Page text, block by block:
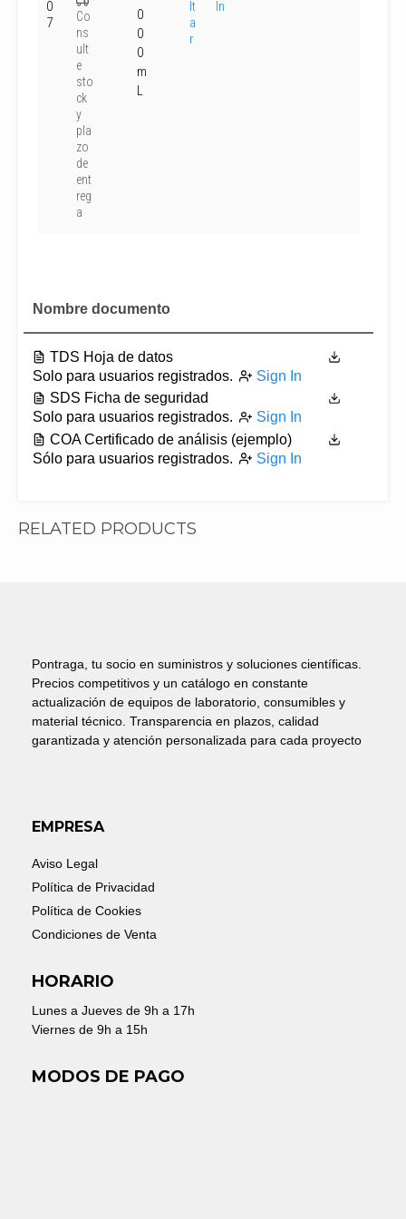
0
7
Co
ns
ult
e
sto
ck
y
pla
zo
de
ent
reg
a
0
0
0
m
L
lt
a
r
In
Nombre documento
TDS Hoja de datos
Solo para usuarios registrados.
Sign In
SDS Ficha de seguridad
Solo para usuarios registrados.
Sign In
COA Certificado de análisis (ejemplo)
Sólo para usuarios registrados.
Sign In
RELATED PRODUCTS
Pontraga, tu socio en suministros y soluciones científicas.
Precios competitivos y un catálogo en constante
actualización de equipos de laboratorio, consumibles y
material técnico. Transparencia en plazos, calidad
garantizada y atención personalizada para cada proyecto
EMPRESA
Aviso Legal
Política de Privacidad
Política de Cookies
Condiciones de Venta
HORARIO
Lunes a Jueves de 9h a 17h
Viernes de 9h a 15h
MODOS DE PAGO